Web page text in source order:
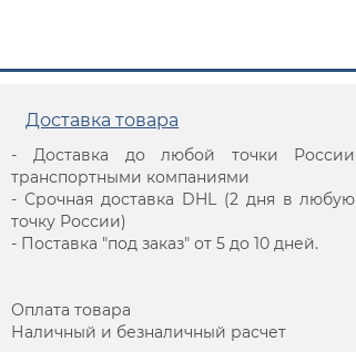
Доставка товара
- Доставка до любой точки России
транспортными компаниями
- Срочная доставка DHL (2 дня в любую
точку России)
- Поставка "под заказ" от 5 до 10 дней.
Оплата товара
Наличный и безналичный расчет